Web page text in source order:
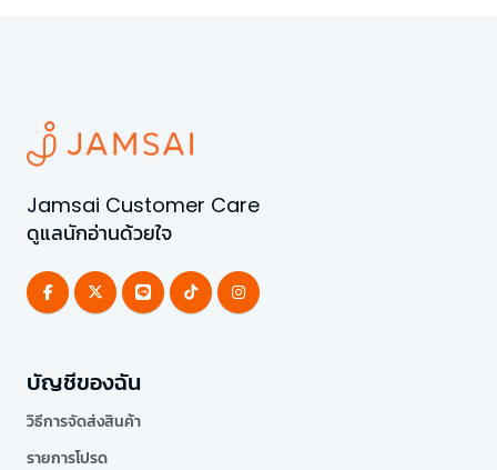
Jamsai Customer Care
ดูแลนักอ่านด้วยใจ
บัญชีของฉัน
วิธีการจัดส่งสินค้า
รายการโปรด